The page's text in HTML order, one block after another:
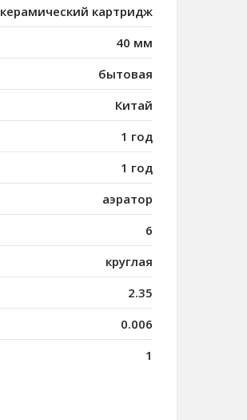
керамический картридж
40 мм
бытовая
Китай
1 год
1 год
аэратор
6
круглая
2.35
0.006
1